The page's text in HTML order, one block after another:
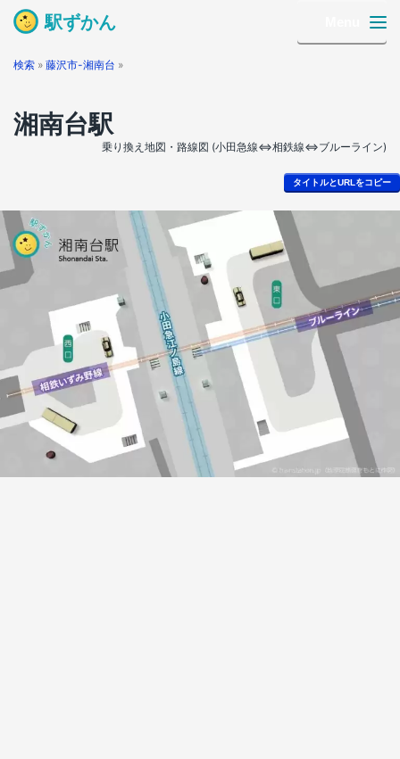
駅ずかん
検索 » 藤沢市-湘南台 »
湘南台駅
乗り換え地図・路線図 (小田急線⇔相鉄線⇔ブルーライン)
タイトルとURLをコピー